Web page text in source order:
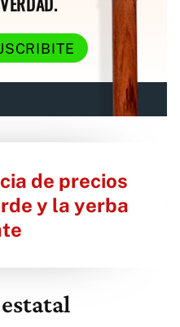
de precios
y la yerba